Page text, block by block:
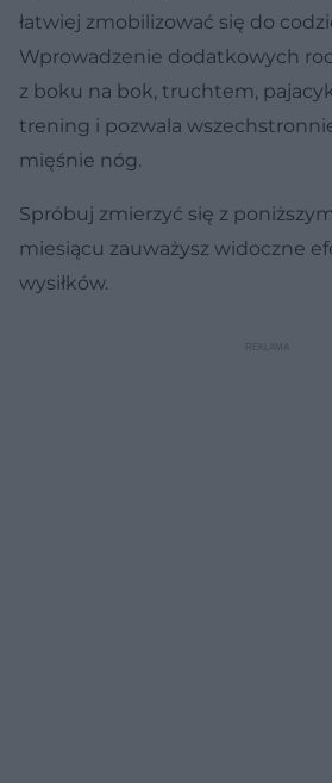
łatwiej zmobilizować się do
Wprowadzenie dodatkowych
z boku na bok, truchtem,
trening i pozwala
mięśnie nóg.
Spróbuj zmierzyć się z
miesiącu zauważysz widoczne
wysiłków.